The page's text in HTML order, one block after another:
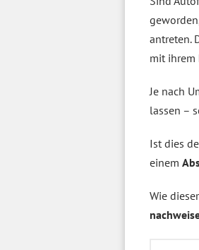
antreten.
mit ihrem
Je nach
lassen –
Ist dies
einem
Wie dieser